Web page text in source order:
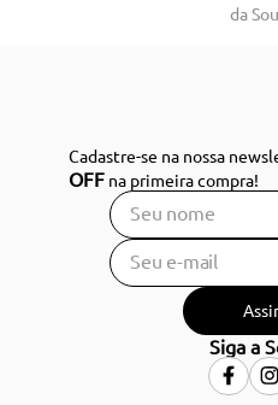
da
Cadastre-se na nossa
OFF na primeira compra!
Siga a